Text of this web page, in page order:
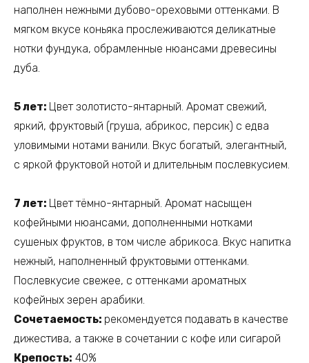
наполнен нежными дубово-ореховыми оттенками. В
мягком вкусе коньяка прослеживаются деликатные
нотки фундука, обрамленные нюансами древесины
дуба.
5 лет: Цвет золотисто-янтарный. Аромат свежий,
яркий, фруктовый (груша, абрикос, персик) с едва
уловимыми нотами ванили. Вкус богатый, элегантный,
с яркой фруктовой нотой и длительным послевкусием.
7 лет: Цвет тёмно-янтарный. Аромат насыщен
кофейными нюансами, дополненными нотками
сушеных фруктов, в том числе абрикоса. Вкус напитка
нежный, наполненный фруктовыми оттенками.
Послевкусие свежее, с оттенками ароматных
кофейных зерен арабики.
Сочетаемость: рекомендуется подавать в качестве
дижестива, а также в сочетании с кофе или сигарой
Крепость: 40%